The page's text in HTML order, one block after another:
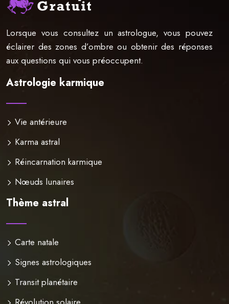
Lorsque vous consultez un astrologue, vous pouvez
éclairer des zones d’ombre ou obtenir des réponses
aux questions qui vous préoccupent.
Astrologie karmique
Vie antérieure
Karma astral
Réincarnation karmique
Nœuds lunaires
Thème astral
Carte natale
Signes astrologiques
Transit planétaire